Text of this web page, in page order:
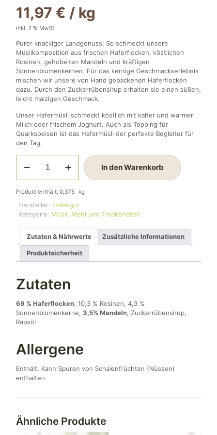
11,97 € / kg
inkl. 7 % MwSt.
Purer knackiger Landgenuss: So schmeckt unsere
Müslikomposition aus frischen Haferflocken, köstlichen
Rosinen, gehobelten Mandeln und kräftigen
Sonnenblumenkernen. Für das kernige Geschmackserlebnis
mischen wir unsere von Hand gebackenen Haferflocken
dazu. Durch den Zuckerrübensirup erhalten sie einen süßen,
leicht malzigen Geschmack.
Unser Hafermüsli schmeckt köstlich mit kalter und warmer
Milch oder frischem Joghurt. Auch als Topping für
Quarkspeisen ist das Hafermüsli der perfekte Begleiter für
den Tag.
Müsli
Menge
In den Warenkorb
Produkt enthält: 0,375 kg
Hersteller: Hafergut
Kategorie: Müsli, Mehl und Trockenobst
Zutaten & Nährwerte Zusätzliche Informationen
Produktsicherheit
Zutaten
69 % Haferflocken, 10,3 % Rosinen, 4,3 %
Sonnenblumenkerne, 3,5% Mandeln, Zuckerrübensirup,
Rapsöl
Allergene
Enthält: Kann Spuren von Schalenfrüchten (Nüssen)
enthalten
Ähnliche Produkte